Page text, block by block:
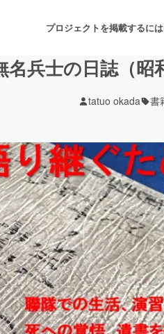
プロジェクトを掲載するには
音楽
ゲーム・サービス開発
書籍・雑誌出版
チャレンジ
兵士の日誌（
tatuo okada 書